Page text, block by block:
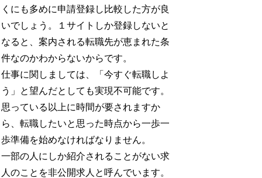
くにも多めに申請登録し比較した方が良
いでしょう。１サイトしか登録しないと
なると、案内される転職先が恵まれた条
件なのかわからないからです。
仕事に関しましては、「今すぐ転職しよ
う」と望んだとしても実現不可能です。
思っている以上に時間が要されますか
ら、転職したいと思った時点から一歩一
歩準備を始めなければなりません。
一部の人にしか紹介されることがない求
人のことを非公開求人と呼んでいます。